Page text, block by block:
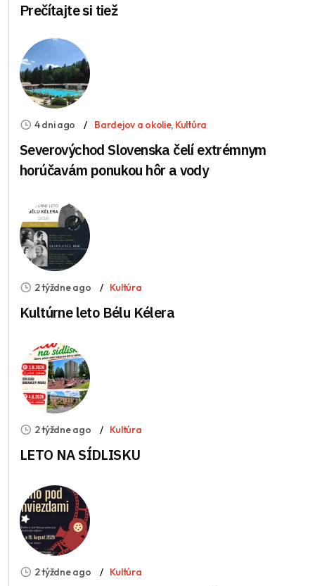
Prečítajte si tiež
4 dni ago Bardejov a okolie, Kultúra
Severovýchod Slovenska čelí extrémnym
horúčavám ponukou hôr a vody
2 týždne ago Kultúra
Kultúrne leto Bélu Kélera
2 týždne ago Kultúra
LETO NA SÍDLISKU
2 týždne ago Kultúra